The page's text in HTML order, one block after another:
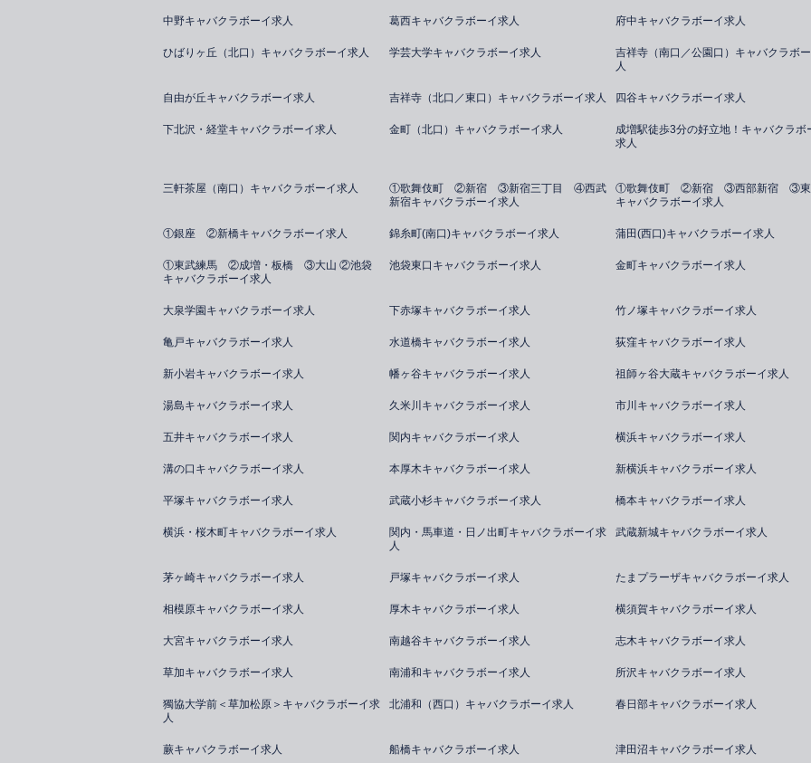
中野キャバクラボーイ求人 葛西キャバクラボーイ求人 府中キャバクラボーイ求人
ひばりヶ丘（北口）キャバクラボーイ求人 学芸大学キャバクラボーイ求人
吉祥寺（南口／公園口）キャバクラボ
人
自由が丘キャバクラボーイ求人 吉祥寺（北口／東口）キャバクラボーイ求人 四谷キャバクラボーイ求人
下北沢・経堂キャバクラボーイ求人 金町（北口）キャバクラボーイ求人
成増駅徒歩3分の好立地！キャバクラボ
求人
三軒茶屋（南口）キャバクラボーイ求人
①歌舞伎町 ②新宿 ③新宿三丁目 ④西武
新宿キャバクラボーイ求人
①歌舞伎町 ②新宿 ③西部新宿 ③東
キャバクラボーイ求人
①銀座 ②新橋キャバクラボーイ求人 錦糸町(南口)キャバクラボーイ求人 蒲田(西口)キャバクラボーイ求人
①東武練馬 ②成増・板橋 ③大山 ②池袋
キャバクラボーイ求人
池袋東口キャバクラボーイ求人 金町キャバクラボーイ求人
大泉学園キャバクラボーイ求人 下赤塚キャバクラボーイ求人 竹ノ塚キャバクラボーイ求人
亀戸キャバクラボーイ求人 水道橋キャバクラボーイ求人 荻窪キャバクラボーイ求人
新小岩キャバクラボーイ求人 幡ヶ谷キャバクラボーイ求人 祖師ヶ谷大蔵キャバクラボーイ求人
湯島キャバクラボーイ求人 久米川キャバクラボーイ求人 市川キャバクラボーイ求人
五井キャバクラボーイ求人 関内キャバクラボーイ求人 横浜キャバクラボーイ求人
溝の口キャバクラボーイ求人 本厚木キャバクラボーイ求人 新横浜キャバクラボーイ求人
平塚キャバクラボーイ求人 武蔵小杉キャバクラボーイ求人 橋本キャバクラボーイ求人
横浜・桜木町キャバクラボーイ求人
関内・馬車道・日ノ出町キャバクラボーイ求
人
武蔵新城キャバクラボーイ求人
茅ヶ崎キャバクラボーイ求人 戸塚キャバクラボーイ求人 たまプラーザキャバクラボーイ求人
相模原キャバクラボーイ求人 厚木キャバクラボーイ求人 横須賀キャバクラボーイ求人
大宮キャバクラボーイ求人 南越谷キャバクラボーイ求人 志木キャバクラボーイ求人
草加キャバクラボーイ求人 南浦和キャバクラボーイ求人 所沢キャバクラボーイ求人
獨協大学前＜草加松原＞キャバクラボーイ求
人
北浦和（西口）キャバクラボーイ求人 春日部キャバクラボーイ求人
蕨キャバクラボーイ求人 船橋キャバクラボーイ求人 津田沼キャバクラボーイ求人